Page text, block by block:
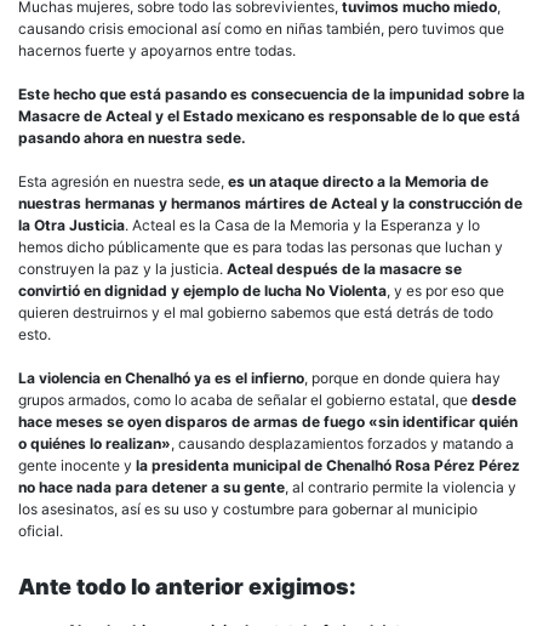
Muchas mujeres, sobre todo las sobrevivientes, tuvimos mucho miedo,
causando crisis emocional así como en niñas también, pero tuvimos que
hacernos fuerte y apoyarnos entre todas.
Este hecho que está pasando es consecuencia de la impunidad sobre la
Masacre de Acteal y el Estado mexicano es responsable de lo que está
pasando ahora en nuestra sede.
Esta agresión en nuestra sede, es un ataque directo a la Memoria de
nuestras hermanas y hermanos mártires de Acteal y la construcción de
la Otra Justicia. Acteal es la Casa de la Memoria y la Esperanza y lo
hemos dicho públicamente que es para todas las personas que luchan y
construyen la paz y la justicia. Acteal después de la masacre se
convirtió en dignidad y ejemplo de lucha No Violenta, y es por eso que
quieren destruirnos y el mal gobierno sabemos que está detrás de todo
esto.
La violencia en Chenalhó ya es el infierno, porque en donde quiera hay
grupos armados, como lo acaba de señalar el gobierno estatal, que desde
hace meses se oyen disparos de armas de fuego «sin identificar quién
o quiénes lo realizan», causando desplazamientos forzados y matando a
gente inocente y la presidenta municipal de Chenalhó Rosa Pérez Pérez
no hace nada para detener a su gente, al contrario permite la violencia y
los asesinatos, así es su uso y costumbre para gobernar al municipio
oficial.
Ante todo lo anterior exigimos: